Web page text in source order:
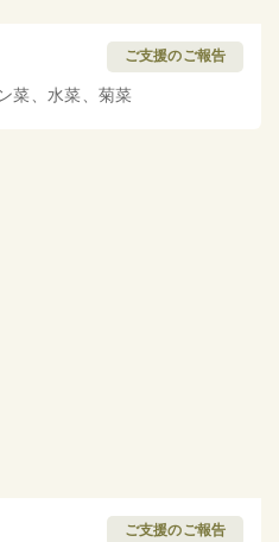
ご支援のご報告
菜、水菜、菊菜
ご支援のご報告